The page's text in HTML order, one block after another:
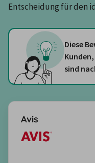
Entscheidung für den
Diese
sind
Avis